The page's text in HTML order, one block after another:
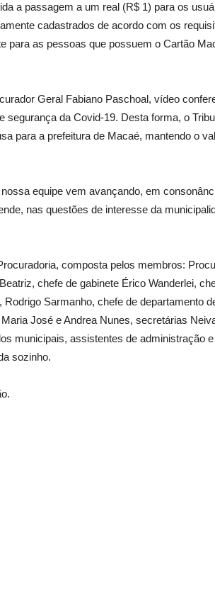
a passagem a um real (R$ 1) para os
cadastrados de acordo com os
para as pessoas que possuem o Cartão
Geral Fabiano Paschoal, vídeo
segurança da Covid-19. Desta forma, o
para a prefeitura de Macaé, mantendo o
equipe vem avançando, em
nas questões de interesse da
composta pelos membros:
chefe de gabinete Érico Wanderlei,
Sarmanho, chefe de departamento
José e Andrea Nunes, secretárias
municipais, assistentes de administração
sozinho.